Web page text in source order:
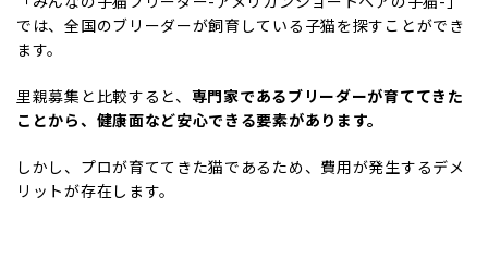
では、全国のブリーダーが飼育している子猫を探すことができ
ます。
里親募集と比較すると、 専門家であるブリーダーが育ててきた
ことから、健康面など安心できる要素があります。
しかし、プロが育ててきた猫であるため、費用が発生するデメ
リットが存在します。